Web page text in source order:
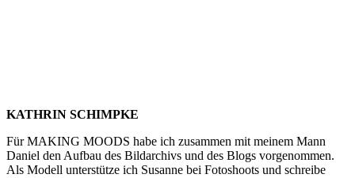
KATHRIN SCHIMPKE
Für MAKING MOODS habe ich zusammen mit meinem Mann
Daniel den Aufbau des Bildarchivs und des Blogs vorgenommen.
Als Modell unterstütze ich Susanne bei Fotoshoots und schreibe